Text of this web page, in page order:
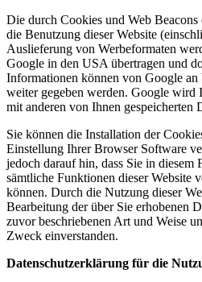
Die durch Cookies und Web
die Benutzung dieser Website
Auslieferung von Werbeformaten
Google in den USA übertragen und
Informationen können von Google an
weiter gegeben werden. Google wird
mit anderen von Ihnen gespeicherten
Sie können die Installation der
Einstellung Ihrer Browser Software
jedoch darauf hin, dass Sie in diesem
sämtliche Funktionen dieser Website
können. Durch die Nutzung dieser
Bearbeitung der über Sie erhobenen
zuvor beschriebenen Art und Weise
Zweck einverstanden.
Datenschutzerklärung für die